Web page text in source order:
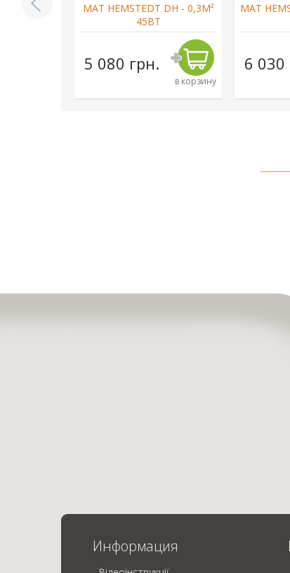
- 7,0М²
МАТ HEMSTEDT DH - 0,3М²
45ВТ
5 080 грн.
в корзину
МАТ
6 030
Информация